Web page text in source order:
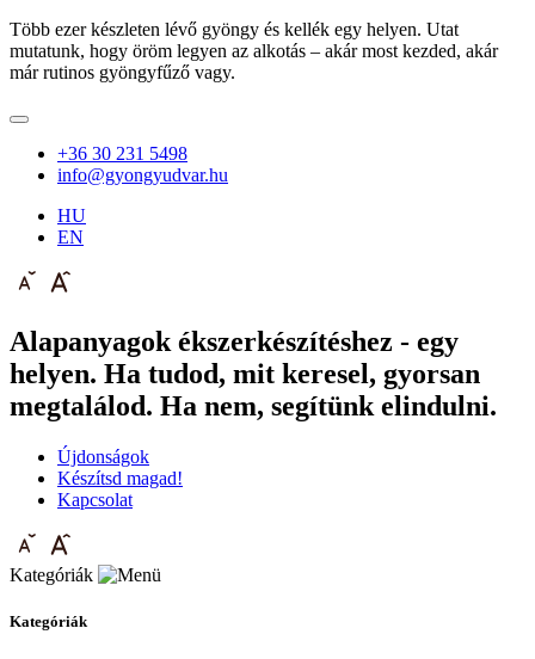
Több ezer készleten lévő gyöngy és kellék egy helyen. Utat
mutatunk, hogy öröm legyen az alkotás – akár most kezded, akár
már rutinos gyöngyfűző vagy.
+36 30 231 5498
info@gyongyudvar.hu
HU
EN
Alapanyagok ékszerkészítéshez - egy
helyen. Ha tudod, mit keresel, gyorsan
megtalálod. Ha nem, segítünk elindulni.
Újdonságok
Készítsd magad!
Kapcsolat
Kategóriák
Kategóriák